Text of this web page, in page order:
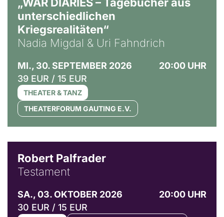
unterschiedlichen
Kriegsrealitäten“
Nadia Migdal & Uri Fahndrich
MI., 30. SEPTEMBER 2026
20:00 UHR
39 EUR / 15 EUR
THEATER & TANZ
THEATERFORUM GAUTING E.V.
Robert Palfrader
Testament
SA., 03. OKTOBER 2026
20:00 UHR
30 EUR / 15 EUR